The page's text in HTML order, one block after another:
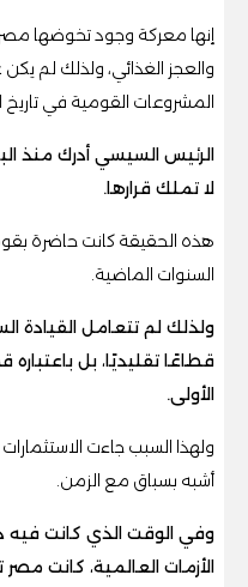
إنها معركة وجود تخوضها مصر
والعجز الغذائي، ولذلك لم
المشروعات القومية في تاريخ
الرئيس السيسي أدرك منذ
لا تملك قرارها.
هذه الحقيقة كانت حاضرة
السنوات الماضية.
ولذلك لم تتعامل القيادة
قطاعًا تقليديًا، بل
الأولى.
ولهذا السبب جاءت
أشبه بسباق مع الزمن.
وفي الوقت الذي كانت فيه
الأزمات العالمية، كانت